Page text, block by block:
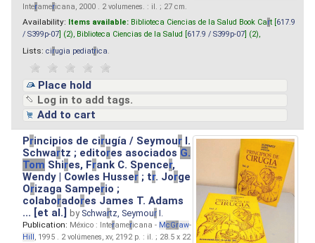
Interamericana, 2000 . 2 volumenes. : il. ; 27 cm.
Availability: Items available: Biblioteca Ciencias de la Salud Book Cart [ 617.9
/ S399p-07 ] (2), Biblioteca Ciencias de la Salud [ 617.9 / S399p-07 ] (2),
Lists: cirugia pediatrica
Place hold
Log in to add tags.
Add to cart
Principios de cirugía / Seymour I.
Schwartz ; editores asociados G.
Tom Shires, Frank C. Spencer,
Wendy | Cowles Husser ; tr. Jorge
Orizaga Samperio ;
colaboradores James T. Adams
... [et al.]by Schwartz, Seymour I.
Publication: México : Interamericana - McGraw-
Hill, 1995 . 2 volúmenes, xv, 2192 p. : il. ; 28.5 x 22